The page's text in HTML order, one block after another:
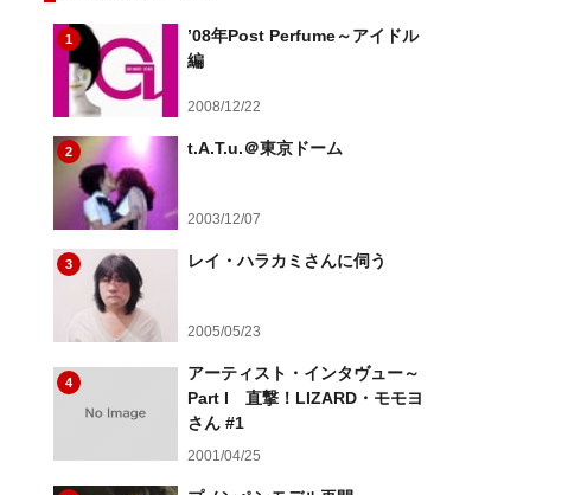
1
’08年Post Perfume～アイドル
編
2008/12/22
2 t.A.T.u.＠東京ドーム
2003/12/07
3 レイ・ハラカミさんに伺う
2005/05/23
4
アーティスト・インタヴュー～
Part I 直撃！LIZARD・モモヨ
さん #1
2001/04/25